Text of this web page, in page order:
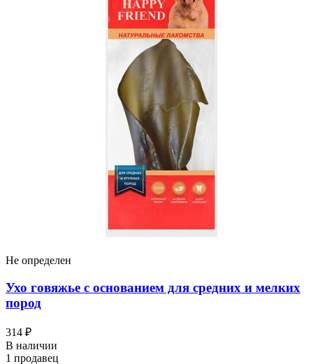
Не определен
Ухо говяжье с основанием для средних и мелких
пород
314 ₽
В наличии
1 продавец